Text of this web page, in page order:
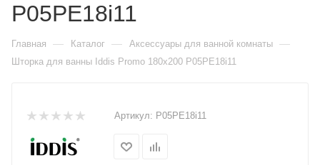
P05PE18i11
Главная — Каталог — Аксессуары для ванной комнаты —
Шторка для ванны Iddis Promo 180х200 P05PE18i11
Артикул: P05PE18i11